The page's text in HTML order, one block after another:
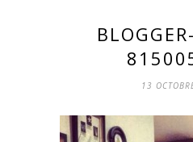
13